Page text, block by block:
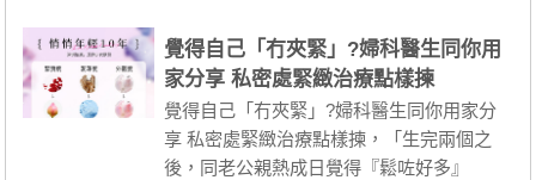
覺得自己「冇夾緊」?婦科醫生同你用
家分享 私密處緊緻治療點樣揀
覺得自己「冇夾緊」?婦科醫生同你用家分
享 私密處緊緻治療點樣揀，「生完兩個之
後，同老公親熱成日覺得『鬆咗好多』